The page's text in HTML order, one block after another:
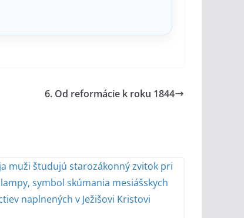
6. Od reformácie k roku 1844